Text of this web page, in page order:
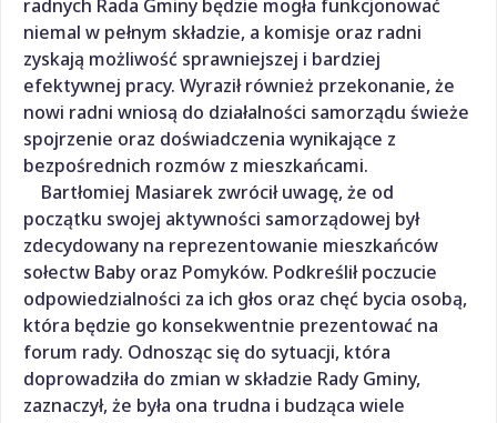
radnych Rada Gminy będzie mogła funkcjonować
niemal w pełnym składzie, a komisje oraz radni
zyskają możliwość sprawniejszej i bardziej
efektywnej pracy. Wyraził również przekonanie, że
nowi radni wniosą do działalności samorządu świeże
spojrzenie oraz doświadczenia wynikające z
bezpośrednich rozmów z mieszkańcami.
Bartłomiej Masiarek zwrócił uwagę, że od
początku swojej aktywności samorządowej był
zdecydowany na reprezentowanie mieszkańców
sołectw Baby oraz Pomyków. Podkreślił poczucie
odpowiedzialności za ich głos oraz chęć bycia osobą,
która będzie go konsekwentnie prezentować na
forum rady. Odnosząc się do sytuacji, która
doprowadziła do zmian w składzie Rady Gminy,
zaznaczył, że była ona trudna i budząca wiele